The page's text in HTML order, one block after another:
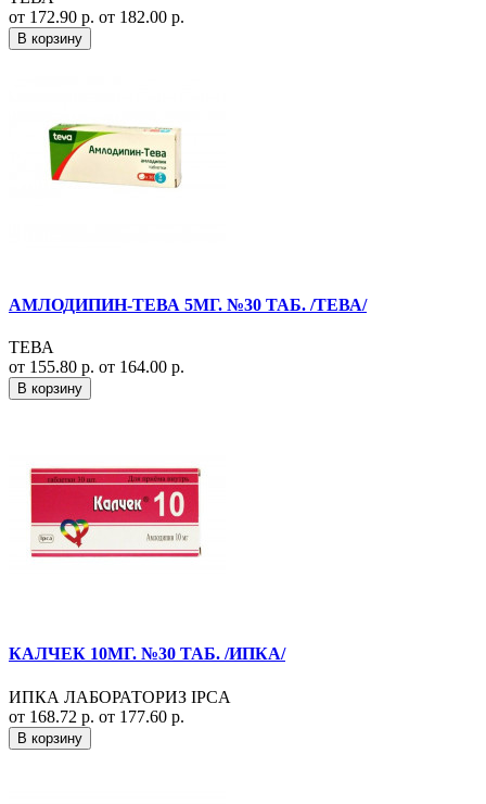
от 172.90 р. от 182.00 р.
В корзину
АМЛОДИПИН-ТЕВА 5МГ. №30 ТАБ. /ТЕВА/
ТЕВА
от 155.80 р. от 164.00 р.
В корзину
КАЛЧЕК 10МГ. №30 ТАБ. /ИПКА/
ИПКА ЛАБОРАТОРИЗ IPCA
от 168.72 р. от 177.60 р.
В корзину